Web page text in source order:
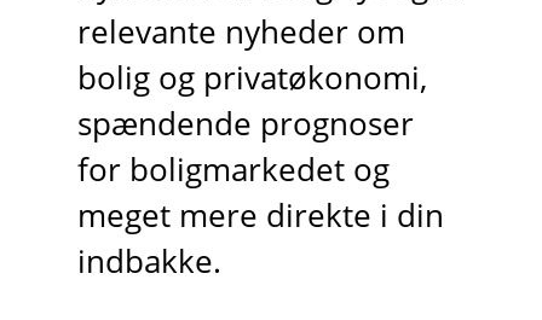
relevante nyheder om
bolig og privatøkonomi,
spændende prognoser
for boligmarkedet og
meget mere direkte i din
indbakke.